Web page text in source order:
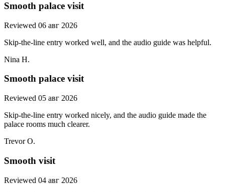
Smooth palace visit
Reviewed 06 авг 2026
Skip-the-line entry worked well, and the audio guide was helpful.
Nina H.
Smooth palace visit
Reviewed 05 авг 2026
Skip-the-line entry worked nicely, and the audio guide made the
palace rooms much clearer.
Trevor O.
Smooth visit
Reviewed 04 авг 2026